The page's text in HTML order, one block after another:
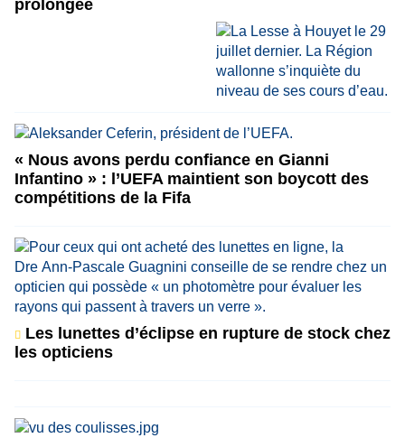
prolongée
« Nous avons perdu confiance en Gianni
Infantino » : l’UEFA maintient son boycott des
compétitions de la Fifa
Les lunettes d’éclipse en rupture de stock chez
les opticiens